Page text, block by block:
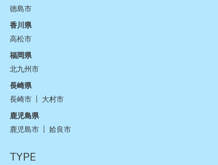
徳島市
香川県
高松市
福岡県
北九州市
長崎県
長崎市
大村市
鹿児島県
鹿児島市
姶良市
TYPE